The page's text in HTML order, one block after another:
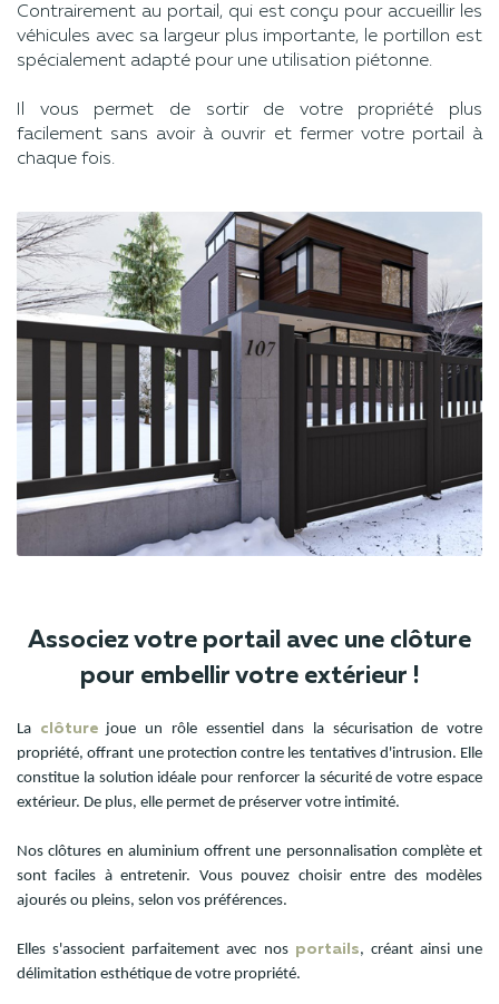
Contrairement au portail, qui est conçu pour accueillir les
véhicules avec sa largeur plus importante, le portillon est
spécialement adapté pour une utilisation piétonne.
Il vous permet de sortir de votre propriété plus
facilement sans avoir à ouvrir et fermer votre portail à
chaque fois.
Associez votre portail avec une clôture
pour embellir votre extérieur !
La clôturejoue un rôle essentiel dans la sécurisation de votre
propriété, offrant une protection contre les tentatives d'intrusion. Elle
constitue la solution idéale pour renforcer la sécurité de votre espace
extérieur. De plus, elle permet de préserver votre intimité.
Nos clôtures en aluminium offrent une personnalisation complète et
sont faciles à entretenir. Vous pouvez choisir entre des modèles
ajourés ou pleins, selon vos préférences.
Elles s'associent parfaitement avec nos portails, créant ainsi une
délimitation esthétique de votre propriété.